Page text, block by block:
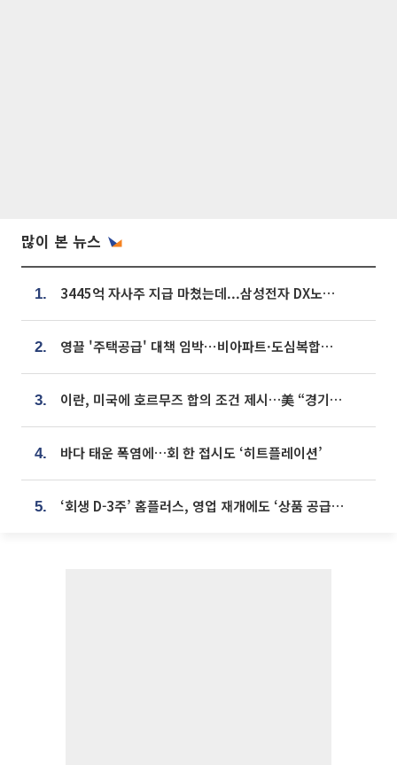
많이 본 뉴스
1. 3445억 자사주 지급 마쳤는데...삼성전자 DX노조, 뒤늦은 '떼쓰기 집회'
2. 영끌 '주택공급' 대책 임박⋯비아파트·도심복합까지 총동원
3. 이란, 미국에 호르무즈 합의 조건 제시…美 “경기 아직 안 끝나” [종합]
4. 바다 태운 폭염에…회 한 접시도 ‘히트플레이션’
5. ‘회생 D-3주’ 홈플러스, 영업 재개에도 ‘상품 공급망’ 복구가 생존 관건